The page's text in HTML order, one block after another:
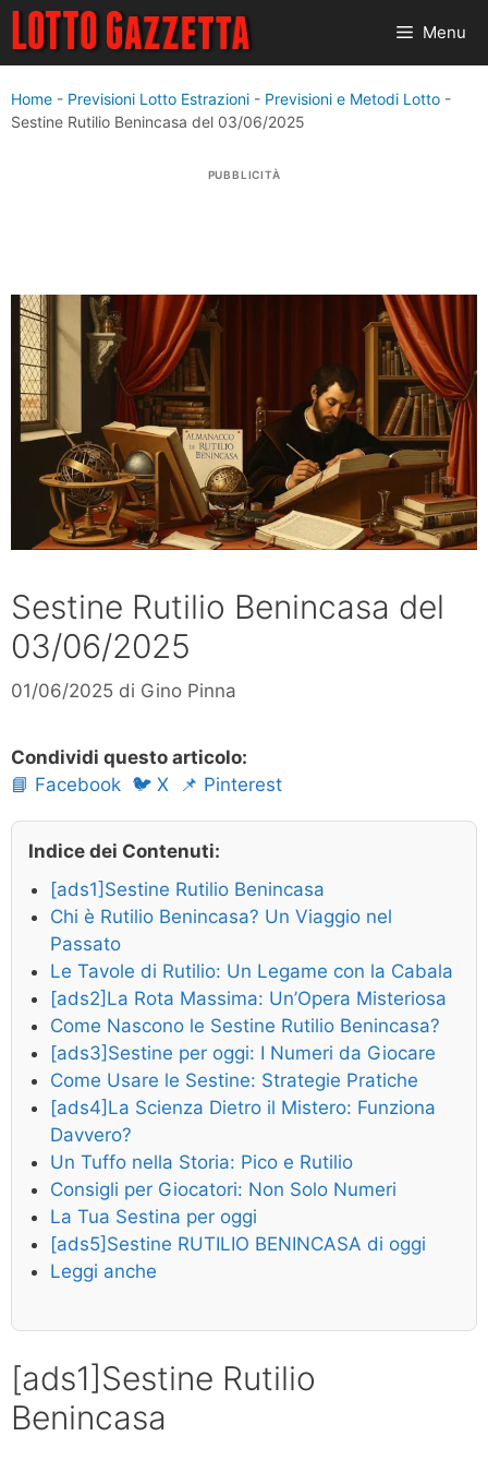
Vai
contenuto
Menu
Home - Previsioni Lotto Estrazioni - Previsioni e Metodi Lotto -
Sestine Rutilio Benincasa del 03/06/2025
PUBBLICITÀ
Sestine Rutilio Benincasa del
03/06/2025
01/06/2025 di Gino Pinna
Condividi questo articolo:
📘 Facebook 🐦 X 📌 Pinterest
Indice dei Contenuti:
[ads1]Sestine Rutilio Benincasa
Chi è Rutilio Benincasa? Un Viaggio nel
Passato
Le Tavole di Rutilio: Un Legame con la Cabala
[ads2]La Rota Massima: Un’Opera Misteriosa
Come Nascono le Sestine Rutilio Benincasa?
[ads3]Sestine per oggi: I Numeri da Giocare
Come Usare le Sestine: Strategie Pratiche
[ads4]La Scienza Dietro il Mistero: Funziona
Davvero?
Un Tuffo nella Storia: Pico e Rutilio
Consigli per Giocatori: Non Solo Numeri
La Tua Sestina per oggi
[ads5]Sestine RUTILIO BENINCASA di oggi
Leggi anche
[ads1]Sestine Rutilio
Benincasa